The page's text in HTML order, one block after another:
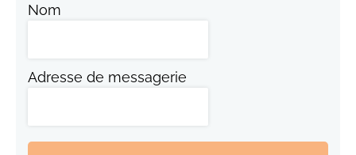
Nom
Adresse de messagerie